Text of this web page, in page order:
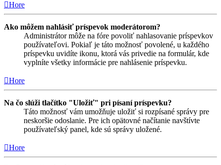
Hore
Ako môžem nahlásiť príspevok moderátorom?
Administrátor môže na fóre povoliť nahlasovanie príspevkov
používateľovi. Pokiaľ je táto možnosť povolené, u každého
príspevku uvidíte ikonu, ktorá vás privedie na formulár, kde
vyplníte všetky informácie pre nahlásenie príspevku.
Hore
Na čo slúži tlačítko "Uložiť" pri písaní príspevku?
Táto možnosť vám umožňuje uložiť si rozpísané správy pre
neskoršie odoslanie. Pre ich opätovné načítanie navštívte
používateľský panel, kde sú správy uložené.
Hore